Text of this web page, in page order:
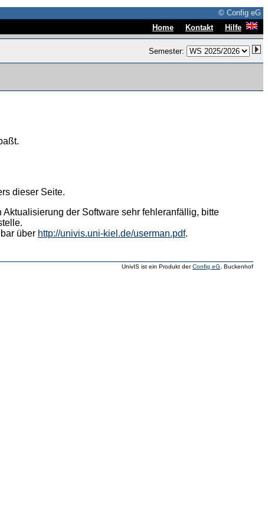
© Config eG
Home Kontakt Hilfe
Semester:
dieser Seite.
der Software sehr fehleranfällig, bitte
über http://univis.uni-kiel.de/userman.pdf.
UnivIS ist ein Produkt derConfig eG , Buckenhof